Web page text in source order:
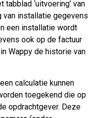
‘uitvoering’ van
van installatie gegevens
een installatie wordt
ook op de factuur
Wappy de historie van
calculatie kunnen
toegekend die op
opdrachtgever. Deze